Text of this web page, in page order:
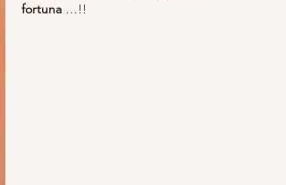
fortuna …!!